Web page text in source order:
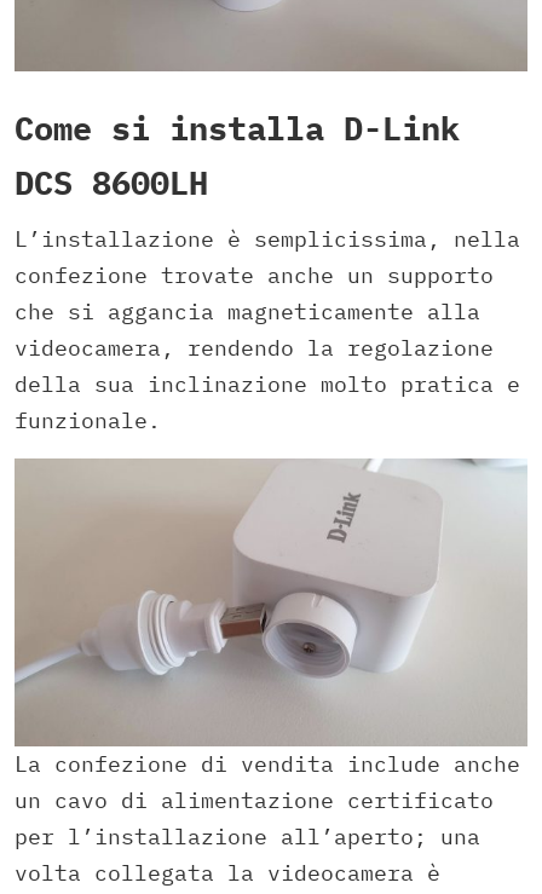
Come si installa D-Link
DCS 8600LH
L’installazione è semplicissima, nella
confezione trovate anche un supporto
che si aggancia magneticamente alla
videocamera, rendendo la regolazione
della sua inclinazione molto pratica e
funzionale.
La confezione di vendita include anche
un cavo di alimentazione certificato
per l’installazione all’aperto; una
volta collegata la videocamera è